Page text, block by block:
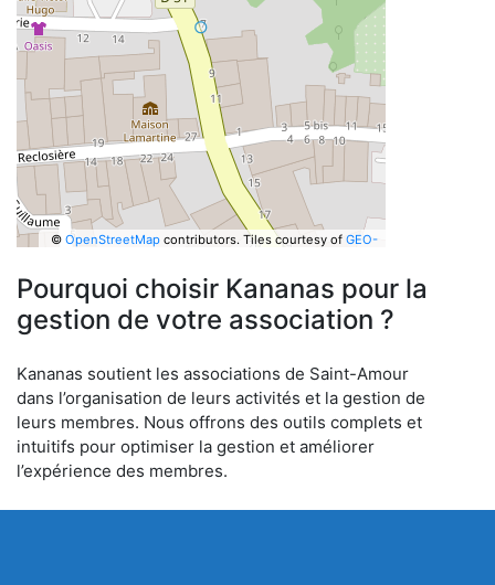
© OpenStreetMapcontributors. Tiles courtesy of GEO-
Pourquoi choisir Kananas pour la
gestion de votre association ?
Kananas soutient les associations de Saint-Amour
dans l’organisation de leurs activités et la gestion de
leurs membres. Nous offrons des outils complets et
intuitifs pour optimiser la gestion et améliorer
l’expérience des membres.